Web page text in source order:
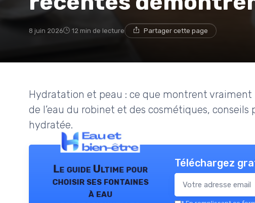
8 juin 2026 12 min de lecture Partager cette page
Hydratation et peau : ce que montrent
de l’eau du robinet et des cosmétiques,
hydratée.
Le guide Ultime pour
choisir ses fontaines
à eau
Téléchargez